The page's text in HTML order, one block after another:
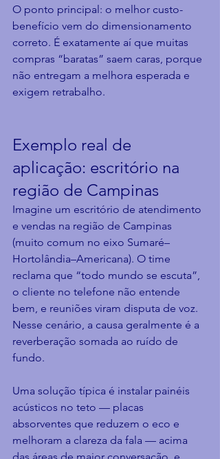
O ponto principal: o melhor custo-
benefício vem do dimensionamento
correto. É exatamente aí que muitas
compras “baratas” saem caras, porque
não entregam a melhora esperada e
exigem retrabalho.
Exemplo real de
aplicação: escritório na
região de Campinas
Imagine um escritório de atendimento
e vendas na região de Campinas
(muito comum no eixo Sumaré–
Hortolândia–Americana). O time
reclama que “todo mundo se escuta”,
o cliente no telefone não entende
bem, e reuniões viram disputa de voz.
Nesse cenário, a causa geralmente é a
reverberação somada ao ruído de
fundo.
Uma solução típica é instalar painéis
acústicos no teto — placas
absorventes que reduzem o eco e
melhoram a clareza da fala — acima